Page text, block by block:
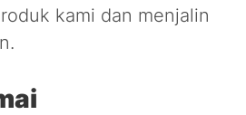
kami dan menjalin